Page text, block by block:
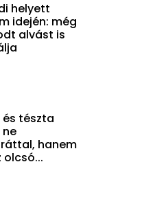
helyett
idején: még
alvást is
és tészta
hanem
olcsó...